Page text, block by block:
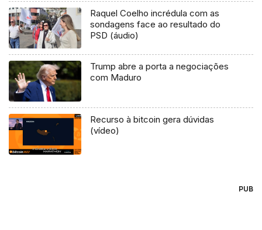
Raquel Coelho incrédula com as
sondagens face ao resultado do
PSD (áudio)
Trump abre a porta a negociações
com Maduro
Recurso à bitcoin gera dúvidas
(vídeo)
PUB